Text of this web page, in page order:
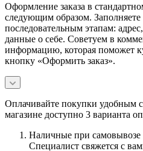
Оформление заказа в
следующим образом.
последовательным этапам:
данные о себе. Советуем в
информацию, которая поможет
кнопку «Оформить заказ».
Оплачивайте покупки удобным
магазине доступно 3 варианта
Наличные при самовывозе
Специалист свяжется с